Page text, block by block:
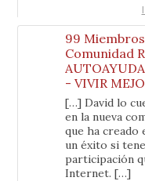
99
Comunidad
- VIVIR
[…] David lo
en la nueva
que ha creado
un éxito si
participación
Internet. […]